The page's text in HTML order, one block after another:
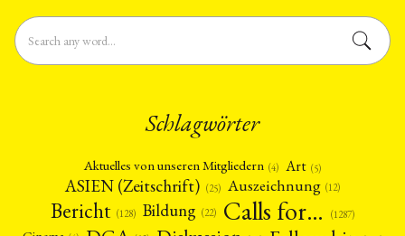
Schlagwörter
Aktuelles von unseren Mitgliedern (4) Art (5)
ASIEN (Zeitschrift) (25) Auszeichnung (12)
Bericht (128) Bildung (22) Calls for… (1287)